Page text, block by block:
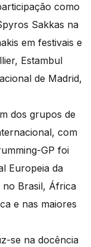
como
Sakkas na
em festivais e
Estambul
de Madrid,
dos grupos de
com
GP foi
Europeia da
no Brasil, África
e nas maiores
se na docência